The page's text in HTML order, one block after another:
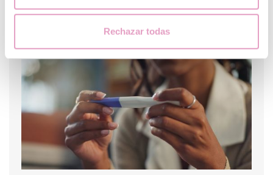
Rechazar todas
¿Puedo quedar embarazada si he tenido o tengo
quistes en los ovarios?